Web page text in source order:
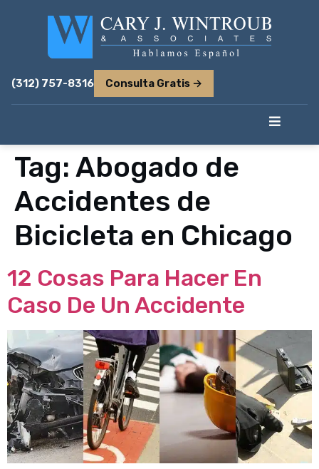
(312) 757-8316 Consulta Gratis →
Tag: Abogado de
Accidentes de
Bicicleta en Chicago
12 Cosas Para Hacer En
Caso De Un Accidente